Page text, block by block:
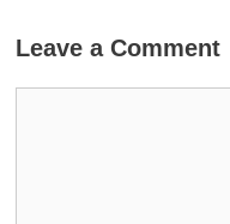
Leave a Comment